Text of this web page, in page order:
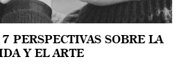
PERSPECTIVAS SOBRE LA
Y EL ARTE